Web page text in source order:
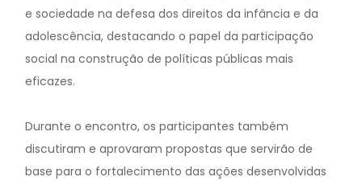
e sociedade na defesa dos direitos da infância e da
adolescência, destacando o papel da participação
social na construção de políticas públicas mais
eficazes.
Durante o encontro, os participantes também
discutiram e aprovaram propostas que servirão de
base para o fortalecimento das ações desenvolvidas